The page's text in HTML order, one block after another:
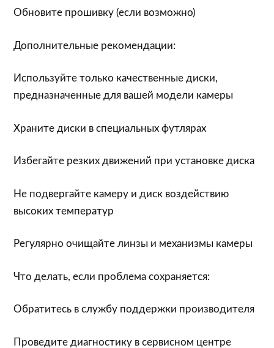
Обновите прошивку (если возможно)
Дополнительные рекомендации:
Используйте только качественные диски,
предназначенные для вашей модели камеры
Храните диски в специальных футлярах
Избегайте резких движений при установке диска
Не подвергайте камеру и диск воздействию
высоких температур
Регулярно очищайте линзы и механизмы камеры
Что делать, если проблема сохраняется:
Обратитесь в службу поддержки производителя
Проведите диагностику в сервисном центре